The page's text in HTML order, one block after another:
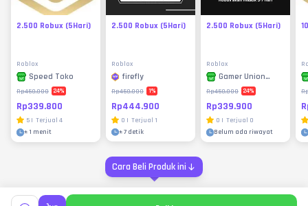
2.500 Robux (5Hari)
Roblox
Speed Toko
Rp450.000 24%
Rp339.800
5 | Terjual 4
±1 menit
2.500 Robux (5Hari)
Roblox
firefly
Rp450.000 1%
Rp444.900
0 | Terjual 1
±7 detik
2.500 Robux (5Hari)
Roblox
Gamer Union
Store
Rp450.000 24%
Rp339.900
0 | Terjual 0
Belum ada riwayat
Cara Beli Produk ini